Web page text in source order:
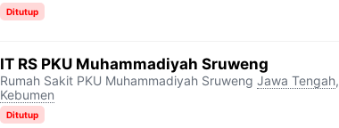
Ditutup
IT RS PKU Muhammadiyah Sruweng
Rumah Sakit PKU Muhammadiyah Sruweng Jawa Tengah,
Kebumen
Ditutup